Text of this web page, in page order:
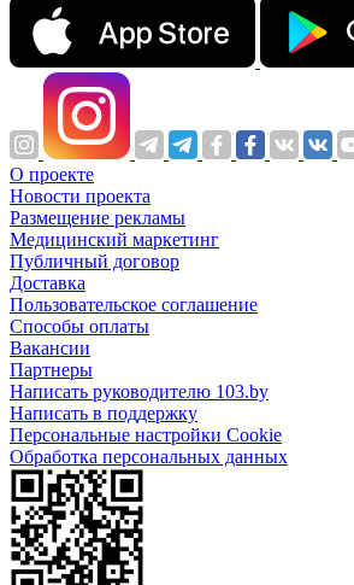
О проекте
Новости проекта
Размещение рекламы
Медицинский маркетинг
Публичный договор
Доставка
Пользовательское соглашение
Способы оплаты
Вакансии
Партнеры
Написать руководителю 103.by
Написать в поддержку
Персональные настройки Cookie
Обработка персональных данных